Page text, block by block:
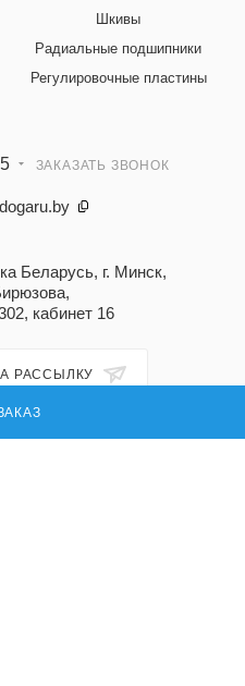
Шкивы
Радиальные подшипники
Регулировочные пластины
ЗАКАЗАТЬ ЗВОНОК
Беларусь, г. Минск,
кабинет 16
РАССЫЛКУ